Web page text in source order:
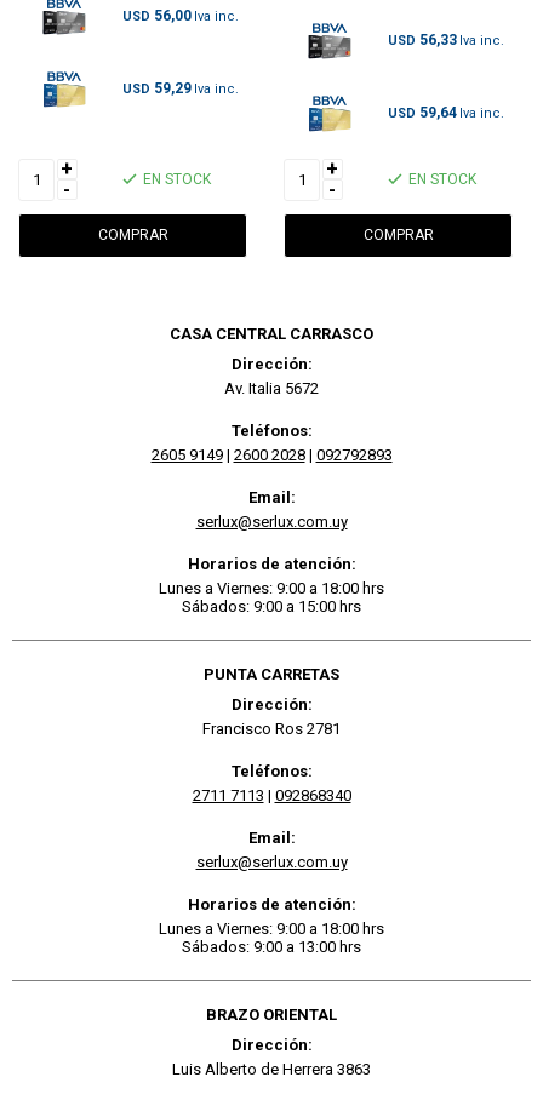
USD 56,00
USD 59,29
+
-
EN STOCK
USD 56,33
USD 59,64
+
-
EN STOCK
CASA CENTRAL CARRASCO
Dirección:
Av. Italia 5672
Teléfonos:
2605 9149| 2600 2028| 092792893
Email:
serlux@serlux.com.uy
Horarios de atención:
Lunes a Viernes: 9:00 a 18:00 hrs
Sábados: 9:00 a 15:00 hrs
PUNTA CARRETAS
Dirección:
Francisco Ros 2781
Teléfonos:
2711 7113 | 092868340
Email:
serlux@serlux.com.uy
Horarios de atención:
Lunes a Viernes: 9:00 a 18:00 hrs
Sábados: 9:00 a 13:00 hrs
BRAZO ORIENTAL
Dirección:
Luis Alberto de Herrera 3863